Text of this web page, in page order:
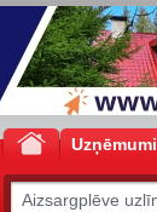
Uzņēmumi